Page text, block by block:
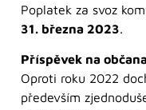
Poplatek za svoz
31. března 2023.
Příspěvek na
Oproti roku 2022
především